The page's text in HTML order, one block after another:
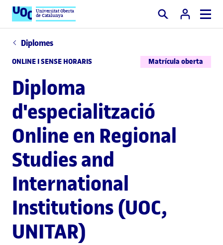
Universitat Oberta
de Catalunya Cercar
Diplomes
ONLINE I SENSE HORARIS Matrícula oberta
Diploma
d'especialització
Online en Regional
Studies and
International
Institutions (UOC,
UNITAR)